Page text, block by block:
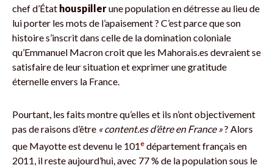
chef d’État houspillerune population en détresse au lieu de
lui porter les mots de l’apaisement ? C’est parce que son
histoire s’inscrit dans celle de la domination coloniale
qu’Emmanuel Macron croit que les Mahorais.es devraient se
satisfaire de leur situation et exprimer une gratitude
éternelle envers la France.
Pourtant, les faits montre qu’elles et ils n’ont objectivement
pas de raisons d’être « content.es d’être en France »? Alors
que Mayotte est devenu le 101 e département français en
2011, il reste aujourd’hui, avec 77 % de la population sous le